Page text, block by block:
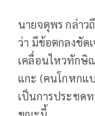
นายจตุพร กล่าว
ว่า มีข้อตกลงชัด
เคลื่อนไหวทักษิ
แกะ (คนโกหกแบ
เป็นการประชดท